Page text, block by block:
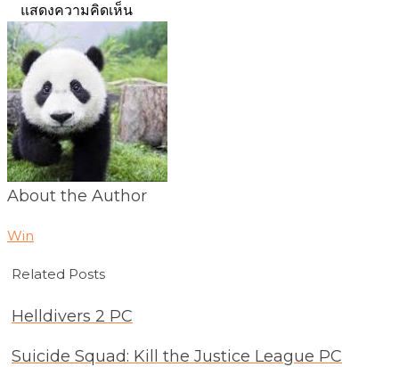
แสดงความคิดเห็น
About the Author
Win
Related Posts
Helldivers 2 PC
Suicide Squad: Kill the Justice League PC